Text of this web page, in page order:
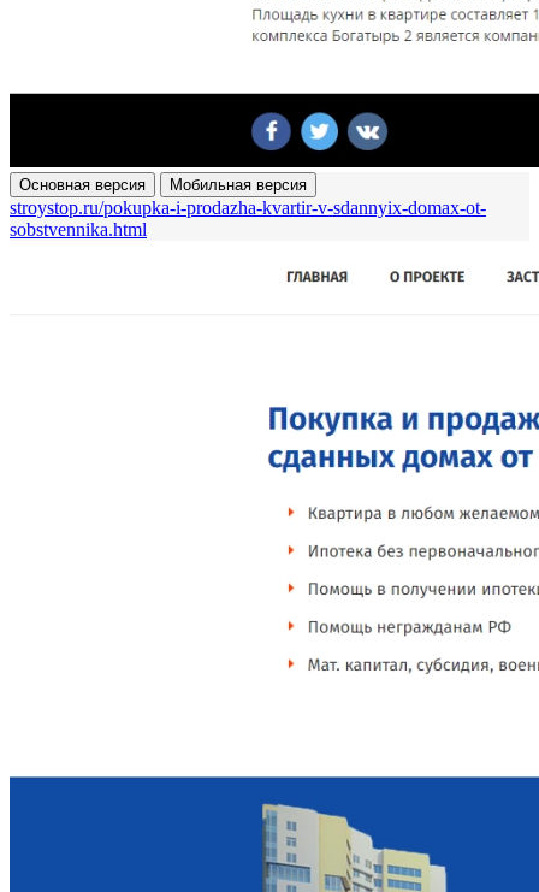
Основная версия Мобильная версия
stroystop.ru/pokupka-i-prodazha-kvartir-v-sdannyix-domax-ot-
sobstvennika.html